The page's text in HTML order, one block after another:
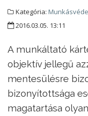
Kategória:
2016.03.05. 13:11
A munkáltató
objektív jellegű
mentesülésre
bizonyítottsága
magatartása